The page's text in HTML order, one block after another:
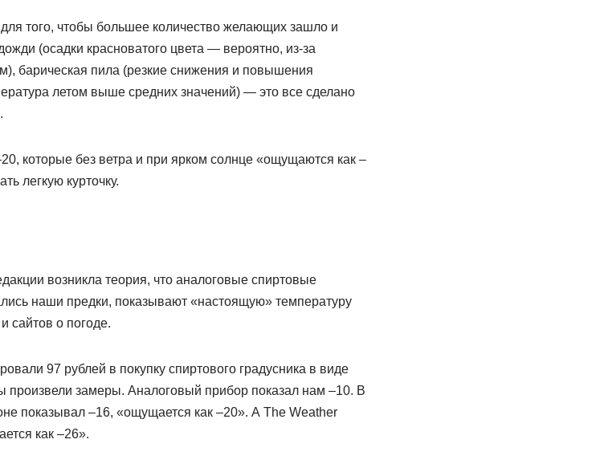
того, чтобы большее количество желающих зашло и
(осадки красноватого цвета — вероятно, из-за
барическая пила (резкие снижения и повышения
летом выше средних значений) — это все сделано
которые без ветра и при ярком солнце «ощущаются как –
легкую курточку.
возникла теория, что аналоговые спиртовые
наши предки, показывают «настоящую» температуру
сайтов о погоде.
97 рублей в покупку спиртового градусника в виде
произвели замеры. Аналоговый прибор показал нам –10. В
показывал –16, «ощущается как –20». А The Weather
как –26».